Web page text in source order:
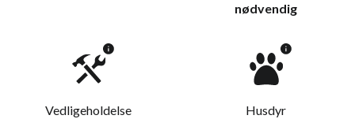
nødvendig
Vedligeholdelse
Husdyr